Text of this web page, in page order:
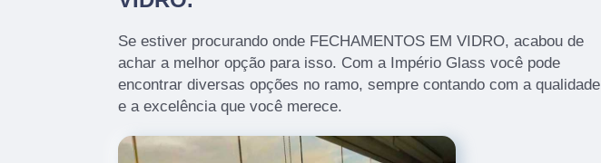
Se estiver procurando onde FECHAMENTOS EM VIDRO, acabou de
achar a melhor opção para isso. Com a Império Glass você pode
encontrar diversas opções no ramo, sempre contando com a qualidade
e a excelência que você merece.